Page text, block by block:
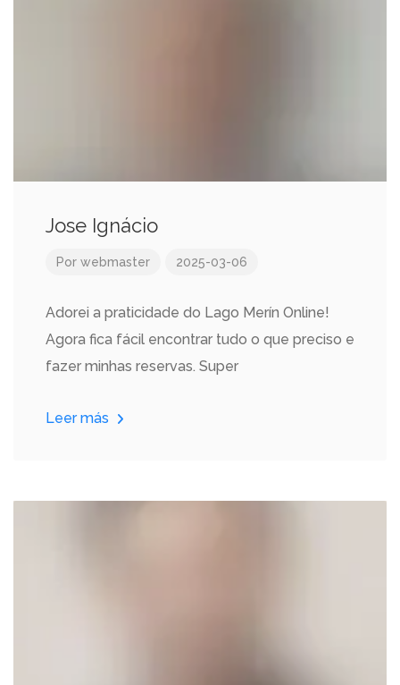
Jose Ignácio
Por webmaster 2025-03-06
Adorei a praticidade do Lago Merín Online!
Agora fica fácil encontrar tudo o que preciso e
fazer minhas reservas. Super
Leer más